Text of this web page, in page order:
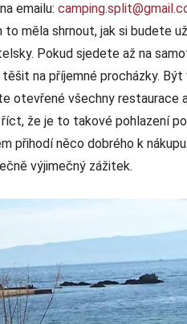
emailu:
měla shrnout, jak si budete
Pokud sjedete až na
na příjemné procházky. Být
otevřené všechny restaurace
že je to takové pohlazení
přihodí něco dobrého k
výjimečný zážitek.